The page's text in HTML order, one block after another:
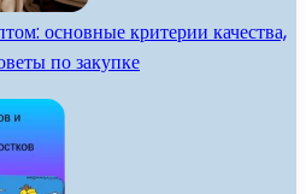
основные критерии качества,
по закупке